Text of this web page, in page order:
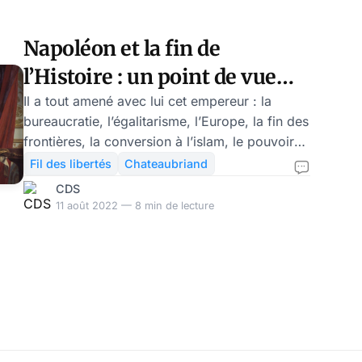
Napoléon et la fin de
l’Histoire : un point de vue
classique et libertarien – par
Nicolas Bonnal
Il a tout amené avec lui cet empereur : la
bureaucratie, l’égalitarisme, l’Europe, la fin des
frontières, la conversion à l’islam, le pouvoir
des banquiers (Chateaubriand en parle très
bien), le militarisme, le tout-étatique au sens
tocquevillien, le despotisme doux, le
Fil des libertés
Chateaubriand
CDS
11 août 2022 — 8 min de lecture